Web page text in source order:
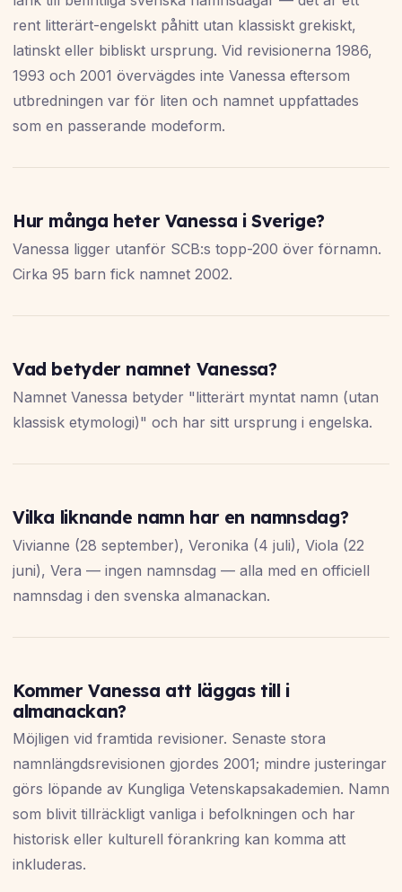
rent litterärt-engelskt påhitt utan klassiskt grekiskt,
latinskt eller bibliskt ursprung. Vid revisionerna 1986,
1993 och 2001 övervägdes inte Vanessa eftersom
utbredningen var för liten och namnet uppfattades
som en passerande modeform.
Hur många heter Vanessa i Sverige?
Vanessa ligger utanför SCB:s topp-200 över förnamn.
Cirka 95 barn fick namnet 2002.
Vad betyder namnet Vanessa?
Namnet Vanessa betyder "litterärt myntat namn (utan
klassisk etymologi)" och har sitt ursprung i engelska.
Vilka liknande namn har en namnsdag?
Vivianne (28 september), Veronika (4 juli), Viola (22
juni), Vera — ingen namnsdag — alla med en officiell
namnsdag i den svenska almanackan.
Kommer Vanessa att läggas till i
almanackan?
Möjligen vid framtida revisioner. Senaste stora
namnlängdsrevisionen gjordes 2001; mindre justeringar
görs löpande av Kungliga Vetenskapsakademien. Namn
som blivit tillräckligt vanliga i befolkningen och har
historisk eller kulturell förankring kan komma att
inkluderas.